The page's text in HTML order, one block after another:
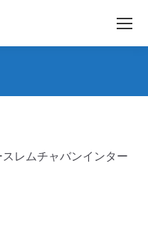
レムチャバンインター